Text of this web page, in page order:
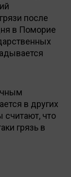
после
в Поморие
в других
считают, что
грязь в